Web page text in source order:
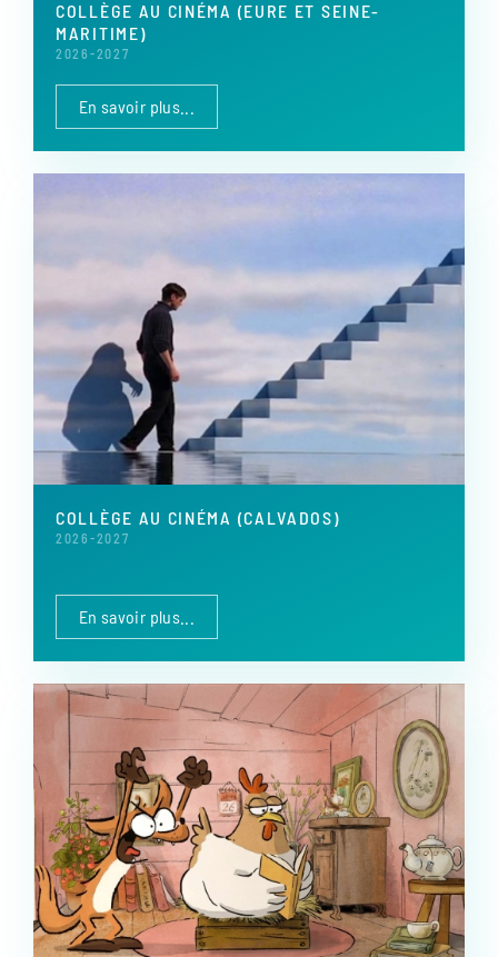
COLLÈGE AU CINÉMA (EURE ET SEINE-
MARITIME)
2026-2027
En savoir plus...
COLLÈGE AU CINÉMA (CALVADOS)
2026-2027
En savoir plus...